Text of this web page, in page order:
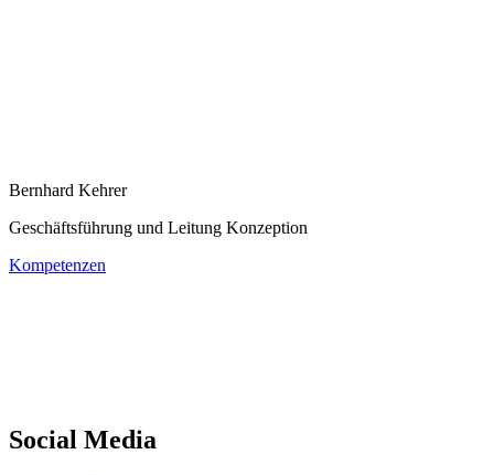
Bernhard Kehrer
Geschäftsführung und Leitung Konzeption
Kompetenzen
Social Media